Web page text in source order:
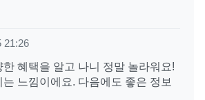
21:26
혜택을 알고 나니 정말 놀라워요!
느낌이에요. 다음에도 좋은 정보